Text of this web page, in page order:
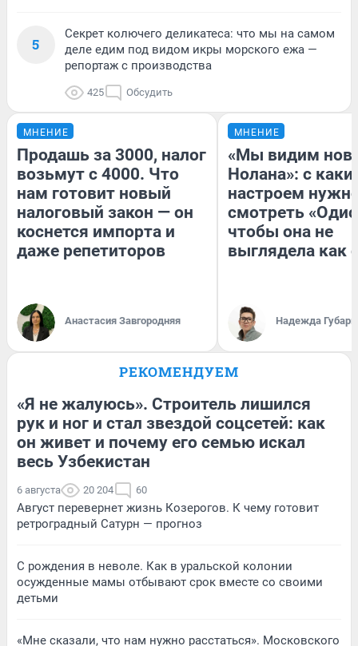
5
Секрет колючего деликатеса: что мы на самом
деле едим под видом икры морского ежа —
репортаж с производства
425 Обсудить
МНЕНИЕ
Продашь за 3000, налог
возьмут с 4000. Что
нам готовит новый
налоговый закон — он
коснется импорта и
даже репетиторов
Анастасия Завгородняя
МНЕНИЕ
«Мы видим
Нолана»: с
настроем
смотреть
чтобы она не
выглядела как
Надежда Губарь
РЕКОМЕНДУЕМ
«Я не жалуюсь». Строитель лишился
рук и ног и стал звездой соцсетей: как
он живет и почему его семью искал
весь Узбекистан
6 августа 20 204 60
Август перевернет жизнь Козерогов. К чему готовит
ретроградный Сатурн — прогноз
С рождения в неволе. Как в уральской колонии
осужденные мамы отбывают срок вместе со своими
детьми
«Мне сказали, что нам нужно расстаться». Московского